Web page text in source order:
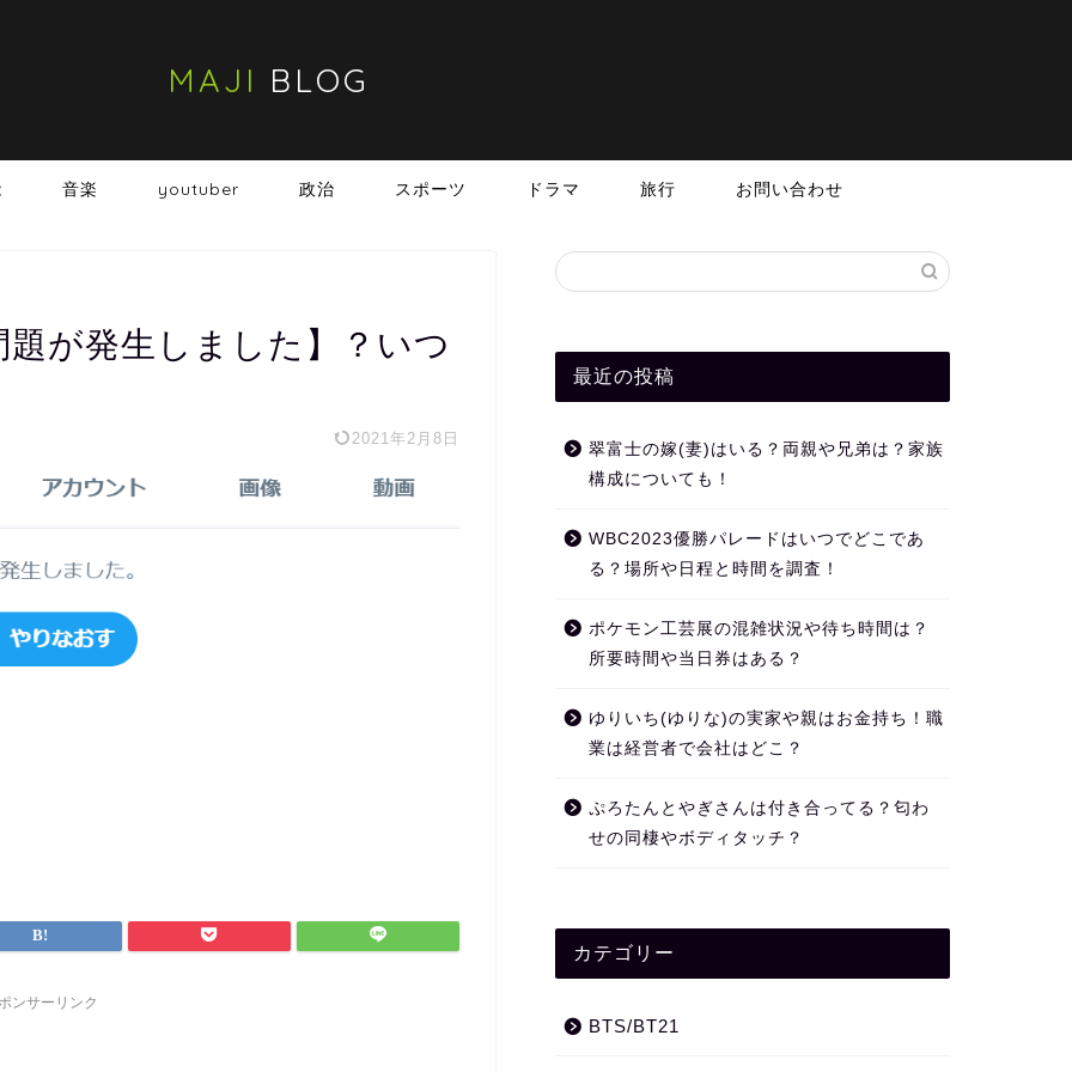
MAJI BLOG
音楽 youtuber 政治 スポーツ ドラマ 旅行 お問い合わせ
が発生しました】？いつ
2021年2月8日
ンサーリンク
最近の投稿
翠富士の嫁(妻)はいる？両親や兄弟は？家族
構成についても！
WBC2023優勝パレードはいつでどこであ
る？場所や日程と時間を調査！
ポケモン工芸展の混雑状況や待ち時間は？
所要時間や当日券はある？
ゆりいち(ゆりな)の実家や親はお金持ち！職
業は経営者で会社はどこ？
ぷろたんとやぎさんは付き合ってる？匂わ
せの同棲やボディタッチ？
カテゴリー
BTS/BT21